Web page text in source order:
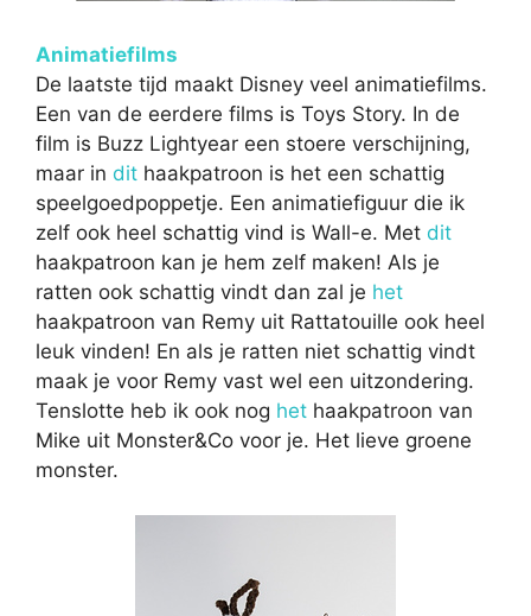
Animatiefilms
De laatste tijd maakt Disney veel animatiefilms.
Een van de eerdere films is Toys Story. In de
film is Buzz Lightyear een stoere verschijning,
maar in dit haakpatroon is het een schattig
speelgoedpoppetje. Een animatiefiguur die ik
zelf ook heel schattig vind is Wall-e. Met dit
haakpatroon kan je hem zelf maken! Als je
ratten ook schattig vindt dan zal je het
haakpatroon van Remy uit Rattatouille ook heel
leuk vinden! En als je ratten niet schattig vindt
maak je voor Remy vast wel een uitzondering.
Tenslotte heb ik ook nog het haakpatroon van
Mike uit Monster&Co voor je. Het lieve groene
monster.